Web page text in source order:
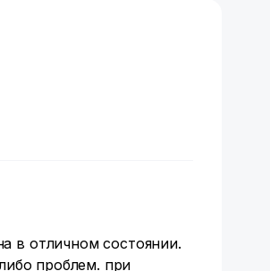
в отличном состоянии.
проблем. при